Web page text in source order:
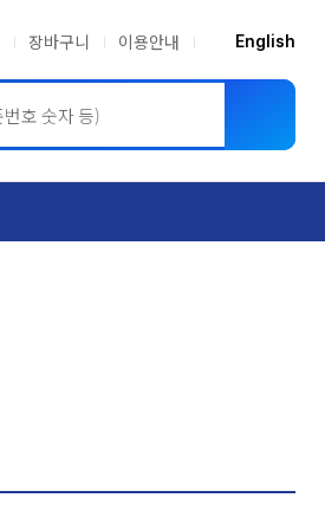
장바구니 이용안내 English